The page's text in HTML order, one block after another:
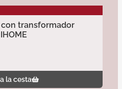
transformador
la cesta